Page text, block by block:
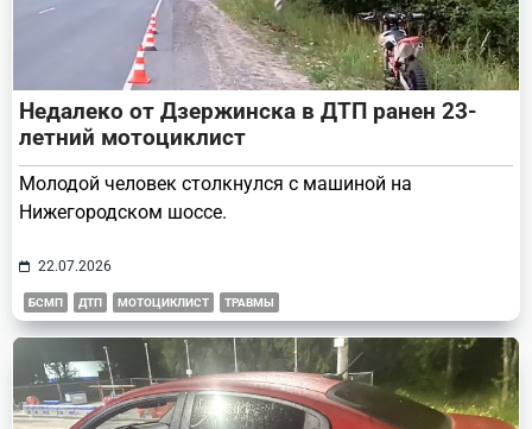
Недалеко от Дзержинска в ДТП ранен 23-
летний мотоциклист
Молодой человек столкнулся с машиной на
Нижегородском шоссе.
22.07.2026
БСМП ДТП МОТОЦИКЛИСТ ТРАВМЫ